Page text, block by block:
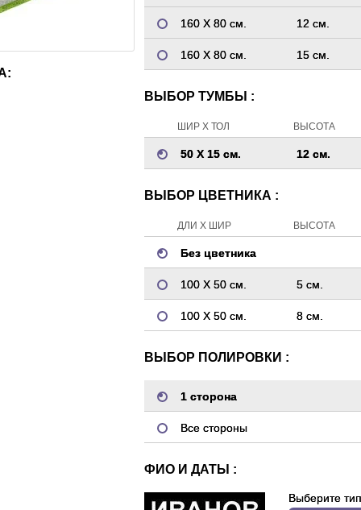
160 Х 80 см. 12 см.
160 Х 80 см. 15 см.
ВЫБОР ТУМБЫ :
ШИР Х ТОЛ ВЫСОТА
50 Х 15 см. 12 см.
ВЫБОР ЦВЕТНИКА :
ДЛИ Х ШИР ВЫСОТА
Без цветника
100 Х 50 см. 5 см.
100 Х 50 см. 8 см.
ВЫБОР ПОЛИРОВКИ :
1 сторона
Все стороны
ФИО И ДАТЫ :
Выберите тип